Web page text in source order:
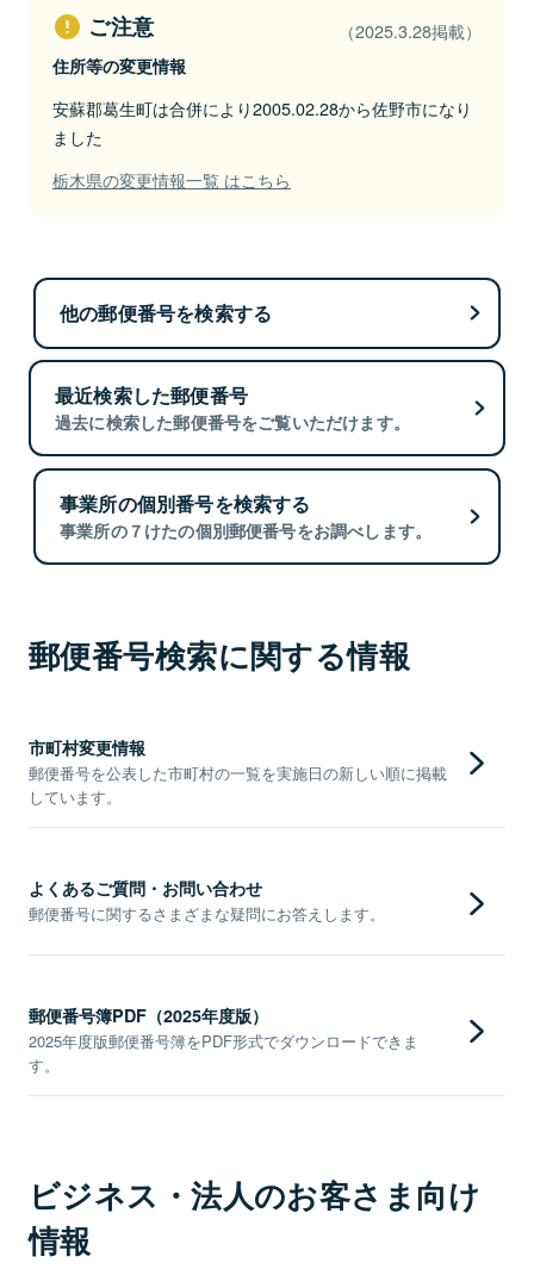
ご注意 （2025.3.28掲載）
住所等の変更情報
安蘇郡葛生町は合併により2005.02.28から佐野市になり
ました
栃木県の変更情報一覧 はこちら
他の郵便番号を検索する
最近検索した郵便番号
過去に検索した郵便番号をご覧いただけます。
事業所の個別番号を検索する
事業所の７けたの個別郵便番号をお調べします。
郵便番号検索に関する情報
市町村変更情報
郵便番号を公表した市町村の一覧を実施日の新しい順に掲載
しています。
よくあるご質問・お問い合わせ
郵便番号に関するさまざまな疑問にお答えします。
郵便番号簿PDF（2025年度版）
2025年度版郵便番号簿をPDF形式でダウンロードできま
す。
ビジネス・法人のお客さま向け
情報